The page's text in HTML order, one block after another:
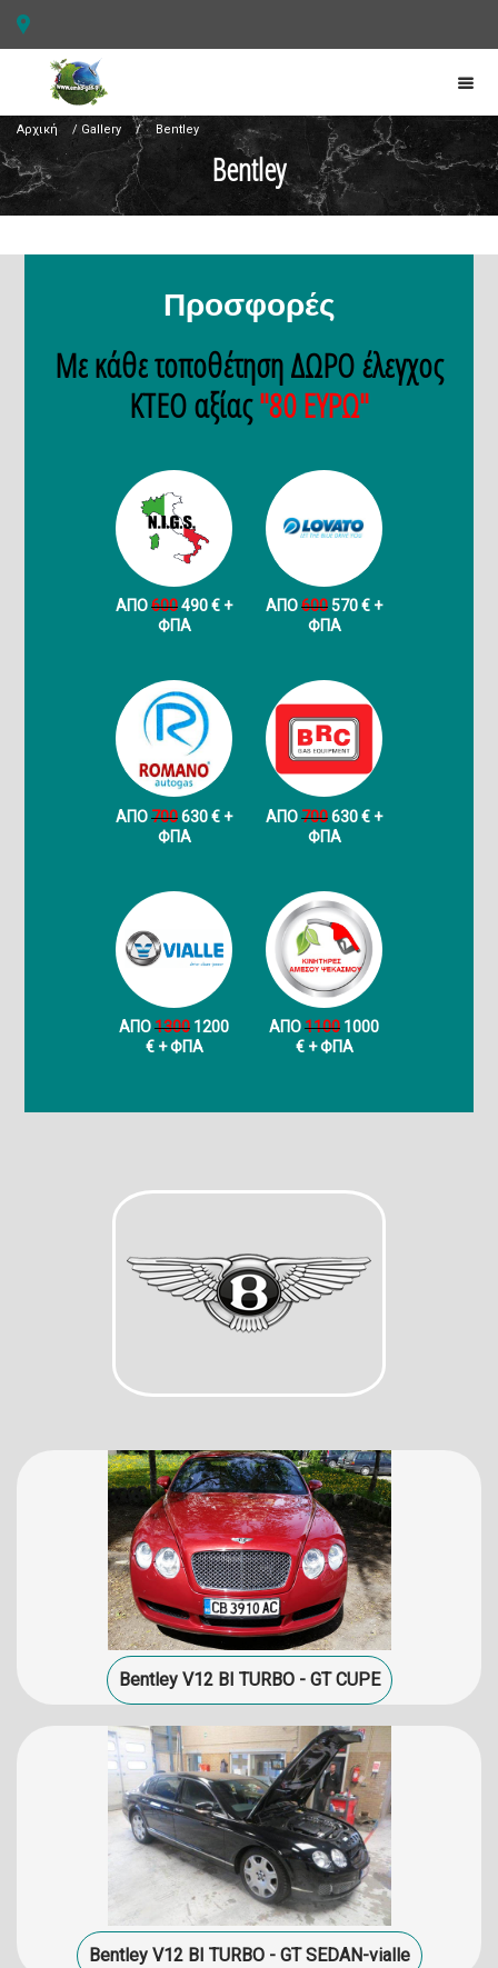
Αρχική / Gallery / Bentley
Bentley
Προσφορές
Με κάθε τοποθέτηση ΔΩΡΟ έλεγχος
ΚΤΕΟ αξίας"80 ΕΥΡΩ"
ΑΠΟ600490 € +
ФПА
ΑΠΟ600570 € +
ФПА
ΑΠΟ700630 € +
ФПА
ΑΠΟ700630 € +
ФПА
ΑΠΟ1300 1200
€ + ФПА
ΑΠΟ1100 1000
€ + ФПА
Bentley V12 BI TURBO - GT CUPE
Bentley V12 BI TURBO - GT SEDAN-vialle